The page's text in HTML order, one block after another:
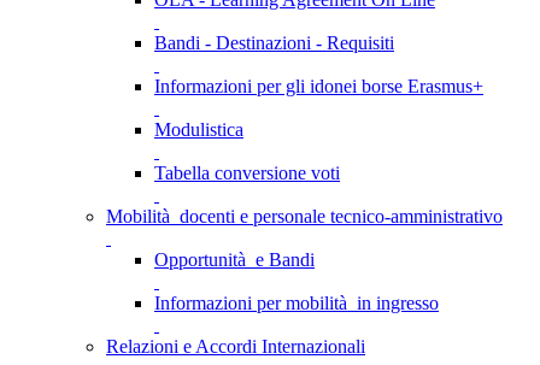
Bandi - Destinazioni - Requisiti
Informazioni per gli idonei borse Erasmus+
Modulistica
Tabella conversione voti
Mobilità docenti e personale tecnico-amministrativo
Opportunità e Bandi
Informazioni per mobilità in ingresso
Relazioni e Accordi Internazionali